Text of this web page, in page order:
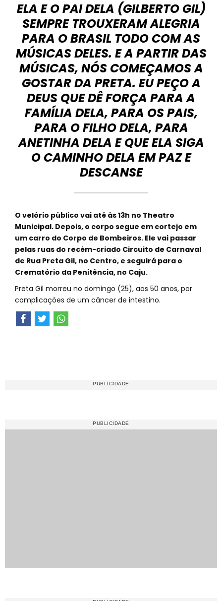
ELA E O PAI DELA (GILBERTO GIL)
SEMPRE TROUXERAM ALEGRIA
PARA O BRASIL TODO COM AS
MÚSICAS DELES. E A PARTIR DAS
MÚSICAS, NÓS COMEÇAMOS A
GOSTAR DA PRETA. EU PEÇO A
DEUS QUE DÊ FORÇA PARA A
FAMÍLIA DELA, PARA OS PAIS,
PARA O FILHO DELA, PARA
ANETINHA DELA E QUE ELA SIGA
O CAMINHO DELA EM PAZ E
DESCANSE
O velório público vai até às 13h no Theatro
Municipal. Depois, o corpo segue em cortejo em
um carro do Corpo de Bombeiros. Ele vai passar
pelas ruas do recém-criado Circuito de Carnaval
de Rua Preta Gil, no Centro, e seguirá para o
Crematório da Penitência, no Caju.
Preta Gil morreu no domingo (25), aos 50 anos, por
complicações de um câncer de intestino.